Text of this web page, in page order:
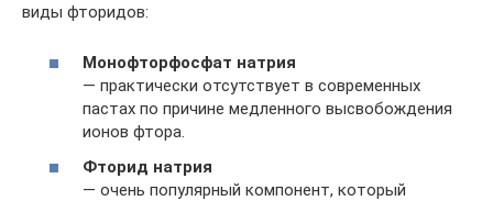
виды фторидов:
Монофторфосфат натрия
— практически отсутствует в современных
пастах по причине медленного высвобождения
ионов фтора.
Фторид натрия
— очень популярный компонент, который